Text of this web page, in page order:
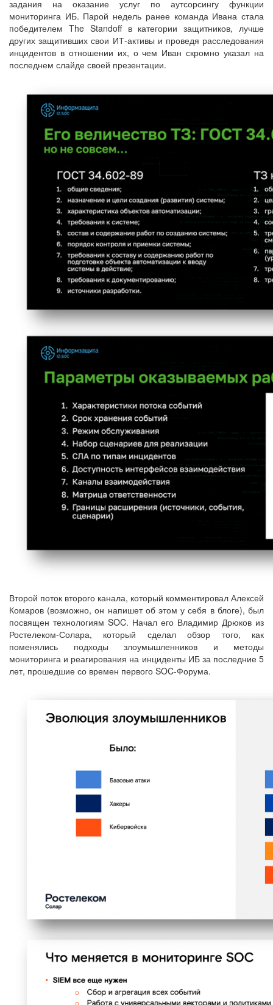
задания на оказание услуг по аутсорсингу функции
мониторинга ИБ. Парой недель ранее команда Ивана стала
победителем The Standoff в категории защитников, лучше
других защитивших свои ИТ-активы и проведя расследования
инцидентов в отношении их, о чем Иван скромно указал на
последнем слайде своей презентации.
Второй поток второго канала, который комментировал Алексей
Комаров (возможно, он напишет об этом у себя в блоге), был
посвящен технологиям SOC. Начал его Владимир Дрюков из
Ростелеком-Солара, который сделал обзор того, как
поменялись подходы злоумышленников и методы
мониторинга и реагирования на инциденты ИБ за последние 5
лет, прошедшие со времен первого SOC-Форума.